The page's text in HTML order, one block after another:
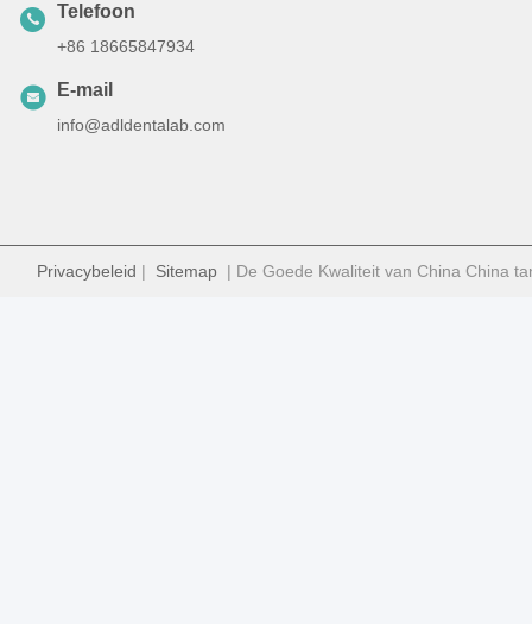
Telefoon
+86 18665847934
E-mail
info@adldentalab.com
Privacybeleid | Sitemap | De Goede Kwaliteit van China China